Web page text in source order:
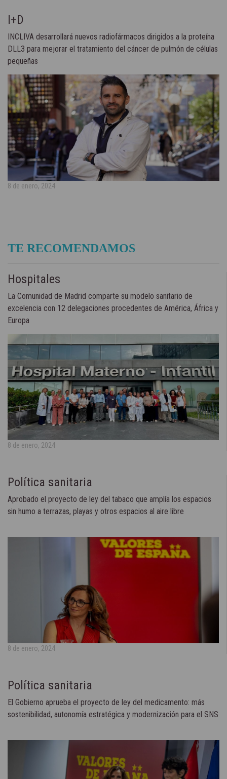
I+D
INCLIVA desarrollará nuevos radiofármacos dirigidos a la proteína
DLL3 para mejorar el tratamiento del cáncer de pulmón de células
pequeñas
8 de enero, 2024
TE RECOMENDAMOS
Hospitales
La Comunidad de Madrid comparte su modelo sanitario de
excelencia con 12 delegaciones procedentes de América, África y
Europa
8 de enero, 2024
Política sanitaria
Aprobado el proyecto de ley del tabaco que amplía los espacios
sin humo a terrazas, playas y otros espacios al aire libre
8 de enero, 2024
Política sanitaria
El Gobierno aprueba el proyecto de ley del medicamento: más
sostenibilidad, autonomía estratégica y modernización para el SNS